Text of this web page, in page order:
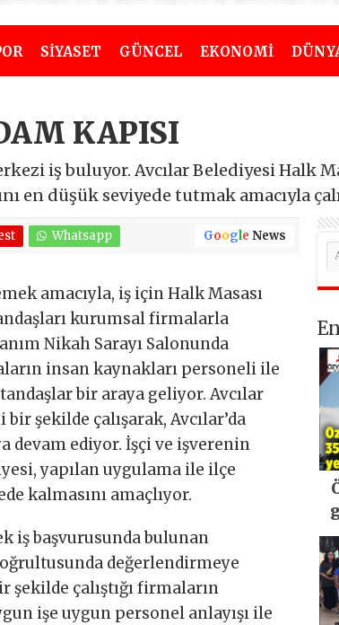
SİYASET GÜNCEL EKONOMİ
KAPISI
iş buluyor. Avcılar Belediyesi Halk
en düşük seviyede tutmak amacıyla
Whatsapp Google News
amacıyla, iş için Halk Masası
kurumsal firmalarla
Nikah Sarayı Salonunda
insan kaynakları personeli ile
bir araya geliyor. Avcılar
şekilde çalışarak, Avcılar’da
devam ediyor. İşçi ve işverenin
yapılan uygulama ile ilçe
kalmasını amaçlıyor.
iş başvurusunda bulunan
değerlendirmeye
şekilde çalıştığı firmaların
işe uygun personel anlayışı ile